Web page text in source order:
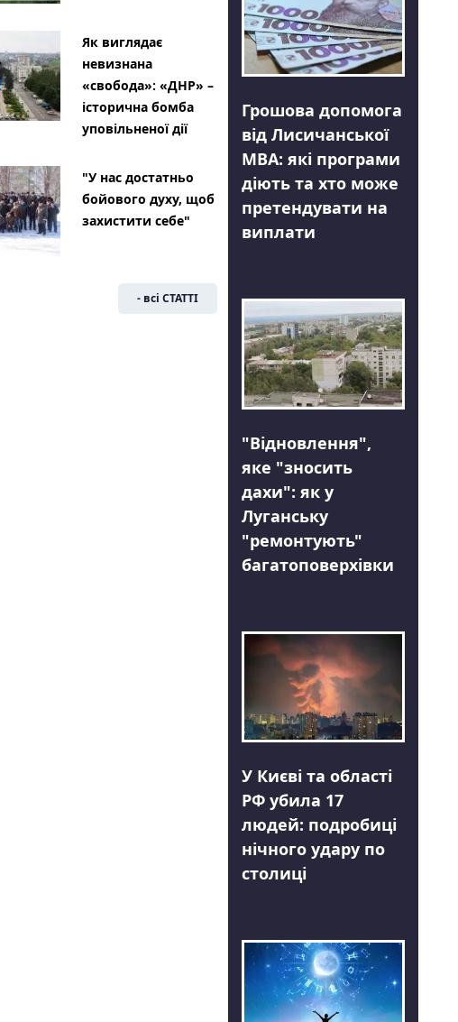
Як виглядає
невизнана
«свобода»: «ДНР» –
історична бомба
уповільненої дії
"У нас достатньо
бойового духу, щоб
захистити себе"
- всі СТАТТІ
Грошова допомога
від Лисичанської
МВА: які програми
діють та хто може
претендувати на
виплати
"Відновлення",
яке "зносить
дахи": як у
Луганську
"ремонтують"
багатоповерхівки
У Києві та області
РФ убила 17
людей: подробиці
нічного удару по
столиці